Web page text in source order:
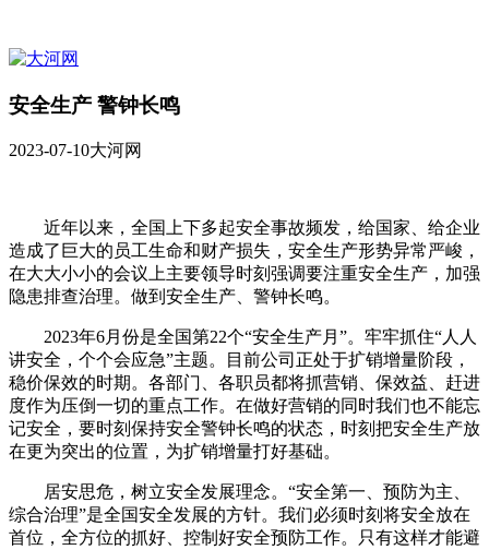
安全生产 警钟长鸣
2023-07-10大河网
近年以来，全国上下多起安全事故频发，给国家、给企业
造成了巨大的员工生命和财产损失，安全生产形势异常严峻，
在大大小小的会议上主要领导时刻强调要注重安全生产，加强
隐患排查治理。做到安全生产、警钟长鸣。
2023年6月份是全国第22个“安全生产月”。牢牢抓住“人人
讲安全，个个会应急”主题。目前公司正处于扩销增量阶段，
稳价保效的时期。各部门、各职员都将抓营销、保效益、赶进
度作为压倒一切的重点工作。在做好营销的同时我们也不能忘
记安全，要时刻保持安全警钟长鸣的状态，时刻把安全生产放
在更为突出的位置，为扩销增量打好基础。
居安思危，树立安全发展理念。“安全第一、预防为主、
综合治理”是全国安全发展的方针。我们必须时刻将安全放在
首位，全方位的抓好、控制好安全预防工作。只有这样才能避